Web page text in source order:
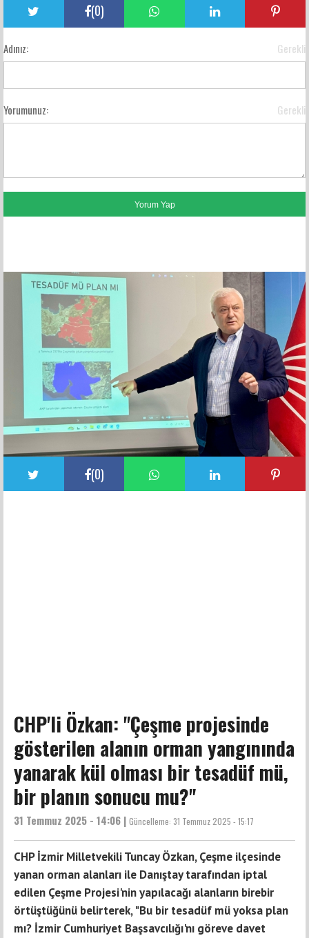
(0)
Adınız: Gerekli
Yorumunuz: Gerekli
(0)
CHP'li Özkan: "Çeşme projesinde
gösterilen alanın orman yangınında
yanarak kül olması bir tesadüf mü,
bir planın sonucu mu?"
31 Temmuz 2025 - 14:06 | Güncelleme: 31 Temmuz 2025 - 15:17
CHP İzmir Milletvekili Tuncay Özkan, Çeşme ilçesinde
yanan orman alanları ile Danıştay tarafından iptal
edilen Çeşme Projesi'nin yapılacağı alanların birebir
örtüştüğünü belirterek, "Bu bir tesadüf mü yoksa plan
mı? İzmir Cumhuriyet Başsavcılığı'nı göreve davet